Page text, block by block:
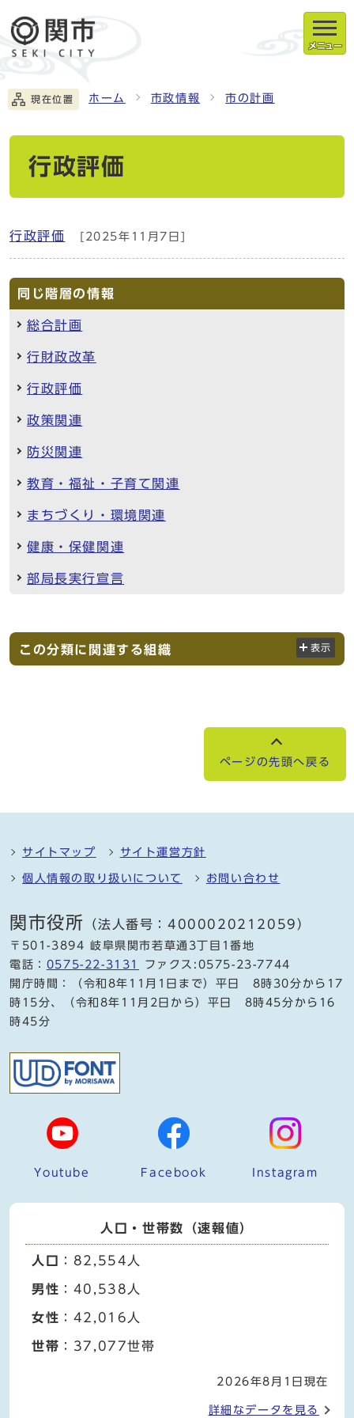
メニュー
現在位置 ホーム 市政情報 市の計画
行政評価
行政評価 [2025年11月7日]
同じ階層の情報
総合計画
行財政改革
行政評価
政策関連
防災関連
教育・福祉・子育て関連
まちづくり・環境関連
健康・保健関連
部局長実行宣言
この分類に関連する組織 表示
ページの先頭へ戻る
サイトマップ サイト運営方針
個人情報の取り扱いについて お問い合わせ
関市役所 （法人番号：4000020212059）
〒501-3894 岐阜県関市若草通3丁目1番地
電話： 0575-22-3131
ファクス:0575-23-7744
開庁時間：（令和8年11月1日まで）平日 8時30分から17
時15分、（令和8年11月2日から）平日 8時45分から16
時45分
Youtube Facebook Instagram
人口・世帯数（速報値）
人口 ：82,554人
男性 ：40,538人
女性 ：42,016人
世帯 ：37,077世帯
2026年8月1日現在
詳細なデータを見る